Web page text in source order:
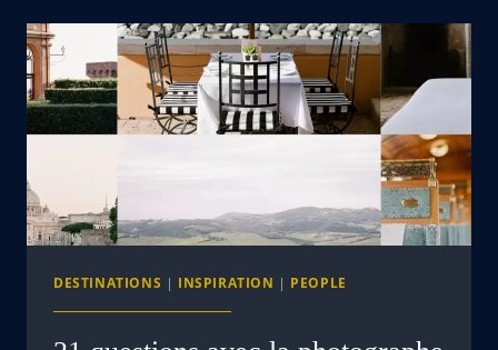
DESTINATIONS | INSPIRATION | PEOPLE